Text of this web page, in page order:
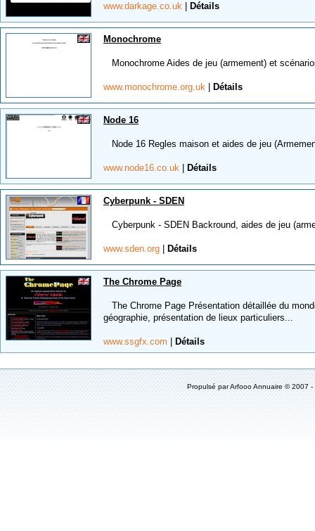
www.darkage.co.uk Détails
Monochrome
Monochrome Aides de jeu (armement) et
www.monochrome.org.uk Détails
Node 16
Node 16 Regles maison et aides de jeu
www.node16.co.uk Détails
Cyberpunk - SDEN
Cyberpunk - SDEN Backround, aides de jeu
www.sden.org Détails
The Chrome Page
The Chrome Page Présentation détaillée du
géographie, présentation de lieux particuliers...
www.ssgfx.com Détails
Propulsé parArfooo Annuaire © 2007